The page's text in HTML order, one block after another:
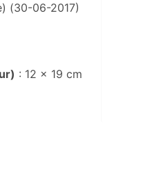
(30-06-2017)
: 12 x 19 cm